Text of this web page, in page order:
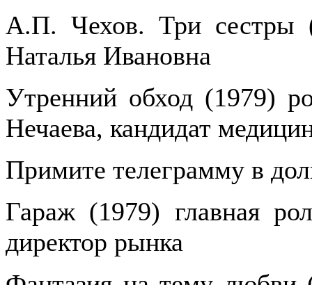
А.П. Чехов. Три сестры
Наталья Ивановна
Утренний обход (1979)
Нечаева, кандидат
Примите телеграмму в
Гараж (1979) главная
директор рынка